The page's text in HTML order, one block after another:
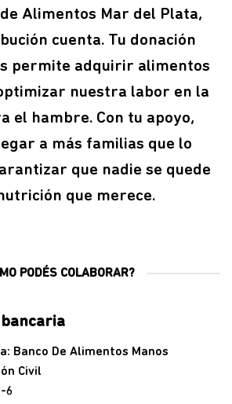
Alimentos Mar del Plata,
cuenta. Tu donación
permite adquirir alimentos
nuestra labor en la
el hambre. Con tu apoyo,
a más familias que lo
que nadie se quede
que merece.
PODÉS COLABORAR?
Banco De Alimentos Manos
Civil
6